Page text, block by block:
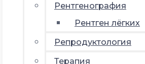
Рентгенография
Рентген лёгких
Репродуктология
Терапия